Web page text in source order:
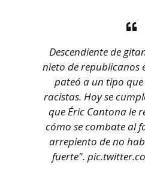
Descendiente de
nieto de republicanos
pateó a un tipo
racistas. Hoy se
que Éric Cantona le
cómo se combate al
arrepiento de no
fuerte".